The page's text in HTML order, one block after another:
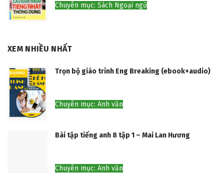
Chuyên mục: Sách Ngoại ngữ
XEM NHIỀU NHẤT
Trọn bộ giáo trình Eng Breaking (ebook+audio)
Chuyên mục: Anh văn
Bài tập tiếng anh 8 tập 1 – Mai Lan Hương
Chuyên mục: Anh văn